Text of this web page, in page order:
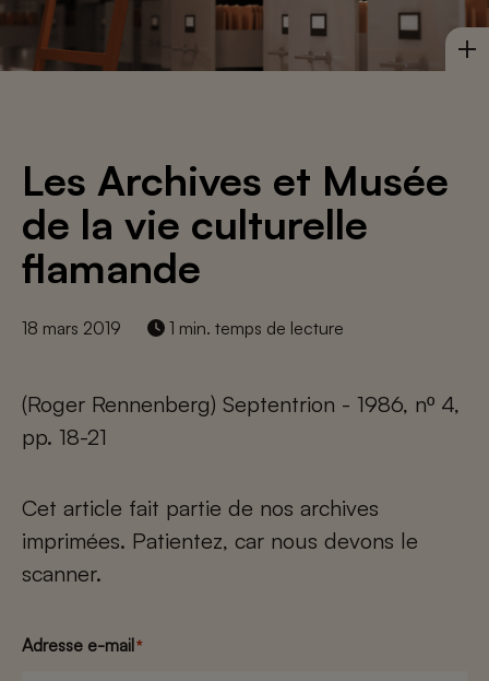
Les Archives et Musée
de la vie culturelle
flamande
18 mars 2019 1 min. temps de lecture
(Roger Rennenberg) Septentrion - 1986, nº 4,
pp. 18-21
Cet article fait partie de nos archives
imprimées. Patientez, car nous devons le
scanner.
Adresse e-mail*